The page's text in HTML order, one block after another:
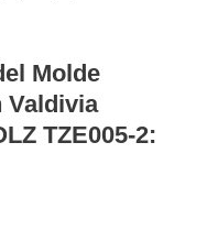
Molde
Valdivia
TZE005-2: